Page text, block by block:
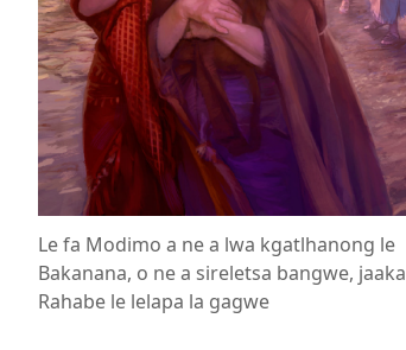
Le fa Modimo a ne a lwa kgatlhanong le
Bakanana, o ne a sireletsa bangwe, jaaka
Rahabe le lelapa la gagwe